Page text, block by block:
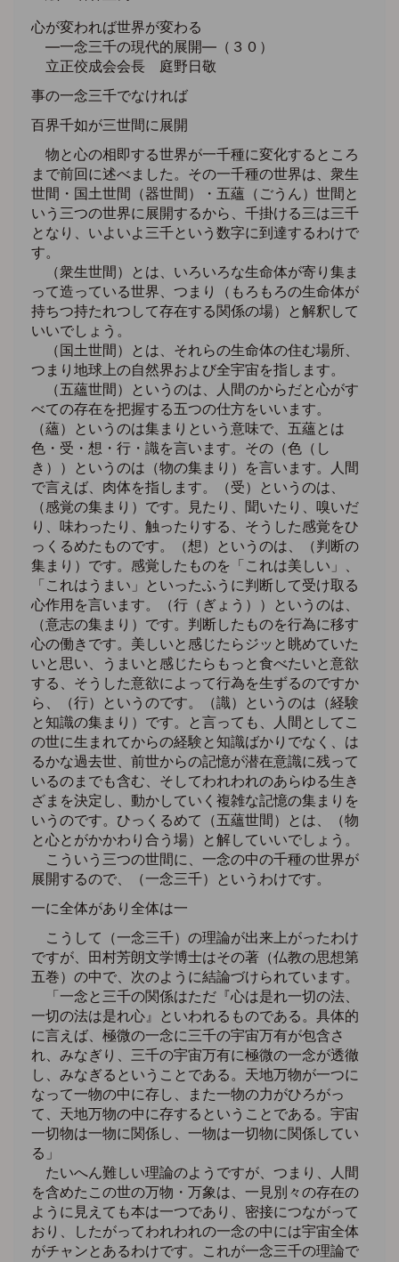
心が変われば世界が変わる
―一念三千の現代的展開―（３０）
立正佼成会会長 庭野日敬
事の一念三千でなければ
百界千如が三世間に展開
物と心の相即する世界が一千種に変化するところ
まで前回に述べました。その一千種の世界は、衆生
世間・国土世間（器世間）・五蘊（ごうん）世間と
いう三つの世界に展開するから、千掛ける三は三千
となり、いよいよ三千という数字に到達するわけで
す。
（衆生世間）とは、いろいろな生命体が寄り集ま
って造っている世界、つまり（もろもろの生命体が
持ちつ持たれつして存在する関係の場）と解釈して
いいでしょう。
（国土世間）とは、それらの生命体の住む場所、
つまり地球上の自然界および全宇宙を指します。
（五蘊世間）というのは、人間のからだと心がす
べての存在を把握する五つの仕方をいいます。
（蘊）というのは集まりという意味で、五蘊とは
色・受・想・行・識を言います。その（色（し
き））というのは（物の集まり）を言います。人間
で言えば、肉体を指します。（受）というのは、
（感覚の集まり）です。見たり、聞いたり、嗅いだ
り、味わったり、触ったりする、そうした感覚をひ
っくるめたものです。（想）というのは、（判断の
集まり）です。感覚したものを「これは美しい」、
「これはうまい」といったふうに判断して受け取る
心作用を言います。（行（ぎょう））というのは、
（意志の集まり）です。判断したものを行為に移す
心の働きです。美しいと感じたらジッと眺めていた
いと思い、うまいと感じたらもっと食べたいと意欲
する、そうした意欲によって行為を生ずるのですか
ら、（行）というのです。（識）というのは（経験
と知識の集まり）です。と言っても、人間としてこ
の世に生まれてからの経験と知識ばかりでなく、は
るかな過去世、前世からの記憶が潜在意識に残って
いるのまでも含む、そしてわれわれのあらゆる生き
ざまを決定し、動かしていく複雑な記憶の集まりを
いうのです。ひっくるめて（五蘊世間）とは、（物
と心とがかかわり合う場）と解していいでしょう。
こういう三つの世間に、一念の中の千種の世界が
展開するので、（一念三千）というわけです。
一に全体があり全体は一
こうして（一念三千）の理論が出来上がったわけ
ですが、田村芳朗文学博士はその著（仏教の思想第
五巻）の中で、次のように結論づけられています。
「一念と三千の関係はただ『心は是れ一切の法、
一切の法は是れ心』といわれるものである。具体的
に言えば、極微の一念に三千の宇宙万有が包含さ
れ、みなぎり、三千の宇宙万有に極微の一念が透徹
し、みなぎるということである。天地万物が一つに
なって一物の中に存し、また一物の力がひろがっ
て、天地万物の中に存するということである。宇宙
一切物は一物に関係し、一物は一切物に関係してい
る」
たいへん難しい理論のようですが、つまり、人間
を含めたこの世の万物・万象は、一見別々の存在の
ように見えても本は一つであり、密接につながって
おり、したがってわれわれの一念の中には宇宙全体
がチャンとあるわけです。これが一念三千の理論で